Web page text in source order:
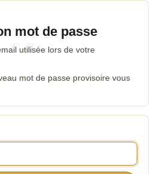
mot de passe
utilisée lors de votre
mot de passe provisoire vous